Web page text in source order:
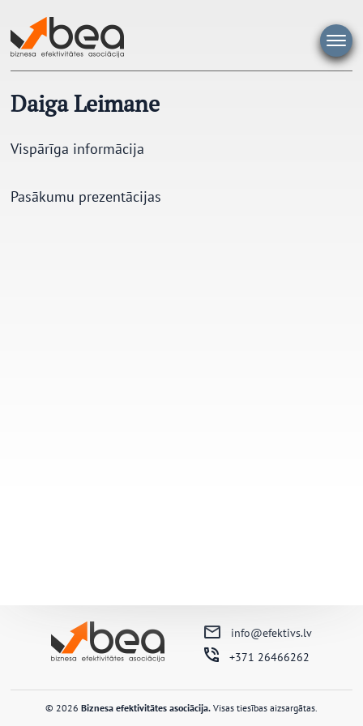
saturu
Daiga Leimane
Vispārīga informācija
Pasākumu prezentācijas
info@efektivs.lv
+371 26466262
© 2026 Biznesa efektivitātes asociācija. Visas tiesības aizsargātas.